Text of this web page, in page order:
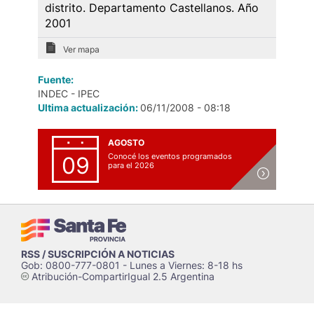
distrito. Departamento Castellanos. Año
2001
Ver mapa
Fuente:
INDEC - IPEC
Ultima actualización:06/11/2008 - 08:18
09
AGOSTO
Conocé los eventos programados
para el 2026
RSS / SUSCRIPCIÓN A NOTICIAS
Gob: 0800-777-0801 - Lunes a Viernes: 8-18 hs
cAtribución-CompartirIgual 2.5 Argentina